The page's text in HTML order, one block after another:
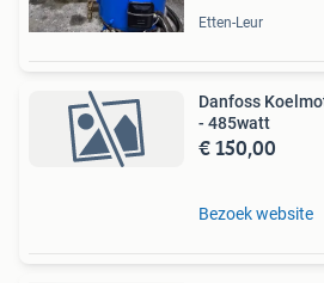
Etten-Leur
Danfoss
- 485watt
€ 150,00
Bezoek website